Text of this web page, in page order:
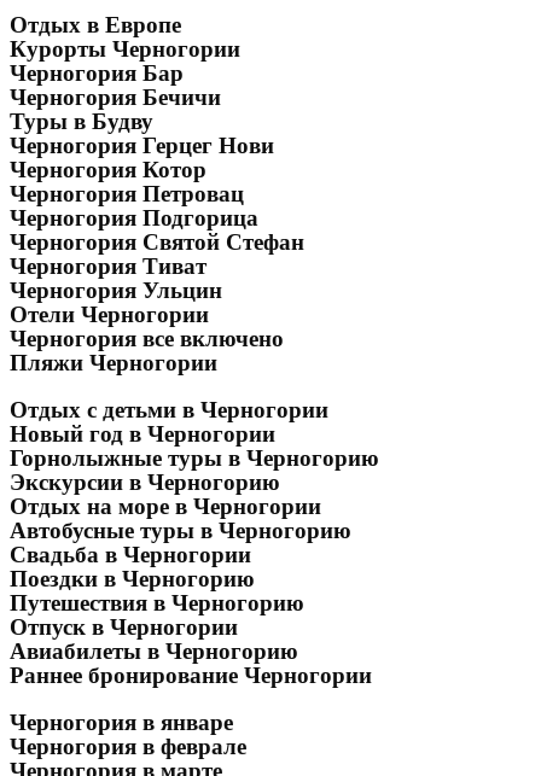
Отдых в Европе
Курорты Черногории
Черногория Бар
Черногория Бечичи
Туры в Будву
Черногория Герцег Нови
Черногория Котор
Черногория Петровац
Черногория Подгорица
Черногория Святой Стефан
Черногория Тиват
Черногория Ульцин
Отели Черногории
Черногория все включено
Пляжи Черногории
Отдых с детьми в Черногории
Новый год в Черногории
Горнолыжные туры в Черногорию
Экскурсии в Черногорию
Отдых на море в Черногории
Автобусные туры в Черногорию
Свадьба в Черногории
Поездки в Черногорию
Путешествия в Черногорию
Отпуск в Черногории
Авиабилеты в Черногорию
Раннее бронирование Черногории
Черногория в январе
Черногория в феврале
Черногория в марте